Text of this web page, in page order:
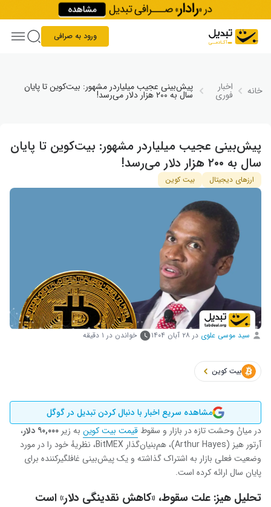
Skip to content
ورود به صرافی
خانه اخبار
فوری
پیش‌بینی عجیب میلیاردر مشهور: بیت‌کوین تا پایان
سال به ۲۰۰ هزار دلار می‌رسد!
پیش‌بینی عجیب میلیاردر مشهور: بیت‌کوین تا پایان
سال به ۲۰۰ هزار دلار می‌رسد!
ارزهای دیجیتال بیت کوین
سید موسی علوی در ۲۸ آبان ۱۴۰۴ خواندن در ۱ دقیقه
بیت کوین
مشاهده سریع اخبار با دنبال کردن تبدیل در گوگل
در میانٔ وحشت تازه در بازار و سقوط قیمت بیت‌ کوین به زیر ۹۰,۰۰۰ دلار،
آرتور هیز (Arthur Hayes)، هم‌بنیان‌گذار BitMEX، نظریهٔ خود را در مورد
وضعیت فعلی بازار به اشتراک گذاشته و یک پیش‌بینی غافلگیرکننده برای
پایان سال ارائه کرده است.
تحلیل هیز: علت سقوط، «کاهش نقدینگی دلار» است